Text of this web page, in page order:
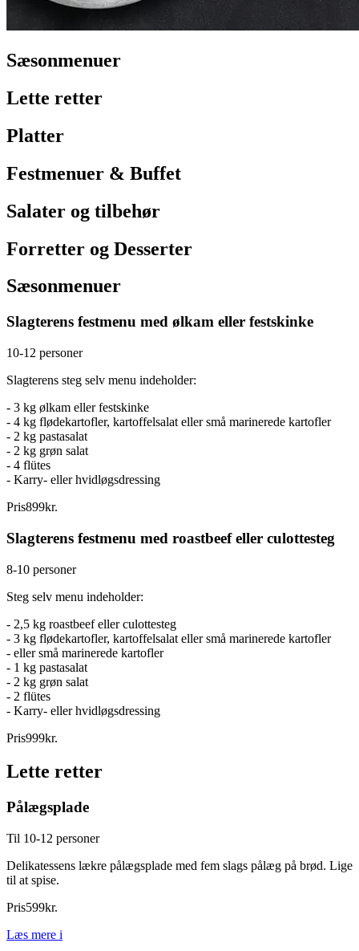
Sæsonmenuer
Lette retter
Platter
Festmenuer & Buffet
Salater og tilbehør
Forretter og Desserter
Sæsonmenuer
Slagterens festmenu med ølkam eller festskinke
10-12 personer
Slagterens steg selv menu indeholder:
- 3 kg ølkam eller festskinke
- 4 kg flødekartofler, kartoffelsalat eller små marinerede kartofler
- 2 kg pastasalat
- 2 kg grøn salat
- 4 flütes
- Karry- eller hvidløgsdressing
Pris899kr.
Slagterens festmenu med roastbeef eller culottesteg
8-10 personer
Steg selv menu indeholder:
- 2,5 kg roastbeef eller culottesteg
- 3 kg flødekartofler, kartoffelsalat eller små marinerede kartofler
- eller små marinerede kartofler
- 1 kg pastasalat
- 2 kg grøn salat
- 2 flütes
- Karry- eller hvidløgsdressing
Pris999kr.
Lette retter
Pålægsplade
Til 10-12 personer
Delikatessens lækre pålægsplade med fem slags pålæg på brød. Lige
til at spise.
Pris599kr.
Læs mere i